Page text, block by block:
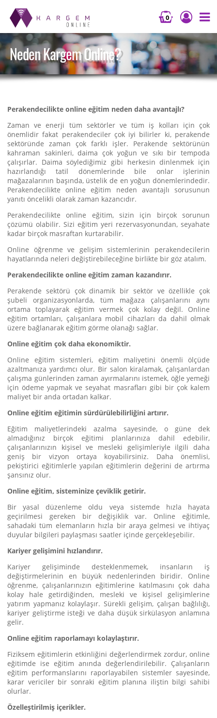
0
Neden Kargem Online?
Perakendecilikte online eğitim neden daha avantajlı?
Zaman ve enerji tüm sektörler ve tüm iş kolları için çok
önemlidir fakat perakendeciler çok iyi bilirler ki, perakende
sektöründe zaman çok farklı işler. Perakende sektörünün
kahraman sakinleri, daima çok yoğun ve sıkı bir tempoda
çalışırlar. Daima söylediğimiz gibi herkesin dinlenmek için
hazırlandığı tatil dönemlerinde bile onlar işlerinin
mağazalarının başında, üstelik de en yoğun dönemlerindedir.
Perakendecilikte online eğitim neden avantajlı sorusunun
yanıtı öncelikli olarak zaman kazancıdır.
Perakendecilikte online eğitim, sizin için birçok sorunun
çözümü olabilir. Sizi eğitim yeri rezervasyonundan, seyahate
kadar birçok masraftan kurtarabilir.
Online öğrenme ve gelişim sistemlerinin perakendecilerin
hayatlarında neleri değiştirebileceğine birlikte bir göz atalım.
Perakendecilikte online eğitim zaman kazandırır.
Perakende sektörü çok dinamik bir sektör ve özellikle çok
şubeli organizasyonlarda, tüm mağaza çalışanlarını aynı
ortama toplayarak eğitim vermek çok kolay değil. Online
eğitim ortamları, çalışanlara mobil cihazları da dahil olmak
üzere bağlanarak eğitim görme olanağı sağlar.
Online eğitim çok daha ekonomiktir.
Online eğitim sistemleri, eğitim maliyetini önemli ölçüde
azaltmanıza yardımcı olur. Bir salon kiralamak, çalışanlardan
çalışma günlerinden zaman ayırmalarını istemek, öğle yemeği
için ödeme yapmak ve seyahat masrafları gibi bir çok kalem
maliyet bir anda ortadan kalkar.
Online eğitim eğitimin sürdürülebilirliğini artırır.
Eğitim maliyetlerindeki azalma sayesinde, o güne dek
almadığınız birçok eğitimi planlarınıza dahil edebilir,
çalışanlarınızın kişisel ve mesleki gelişimleriyle ilgili daha
geniş bir vizyon ortaya koyabilirsiniz. Daha önemlisi,
pekiştirici eğitimlerle yapılan eğitimlerin değerini de artırma
şansınız olur.
Online eğitim, sisteminize çeviklik getirir.
Bir yasal düzenleme oldu veya sistemde hızla hayata
geçirilmesi gereken bir değişiklik var. Online eğitimle,
sahadaki tüm elemanların hızla bir araya gelmesi ve ihtiyaç
duyular bilgileri paylaşması saatler içinde gerçekleşebilir.
Kariyer gelişimini hızlandırır.
Kariyer gelişiminde desteklenmemek, insanların iş
değiştirmelerinin en büyük nedenlerinden biridir. Online
öğrenme, çalışanlarınızın eğitimlerine katılmasını çok daha
kolay hale getirdiğinden, mesleki ve kişisel gelişimlerine
yatırım yapmanız kolaylaşır. Sürekli gelişim, çalışan bağlılığı,
kariyer geliştirme isteği ve daha düşük sirkülasyon anlamına
gelir.
Online eğitim raporlamayı kolaylaştırır.
Fiziksem eğitimlerin etkinliğini değerlendirmek zordur, online
eğitimde ise eğitim anında değerlendirilebilir. Çalışanların
eğitim performanslarını raporlayabilen sistemler sayesinde,
karar vericiler bir sonraki eğitim planına iliştin bilgi sahibi
olurlar.
Özelleştirilmiş içerikler.